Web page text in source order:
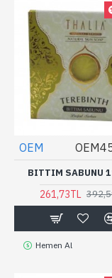
OEM
BITTIM SABUNU
261,73TL
Hemen Al